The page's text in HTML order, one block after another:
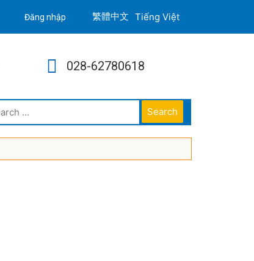
Đăng nhập Tiếng Việt
028-62780618